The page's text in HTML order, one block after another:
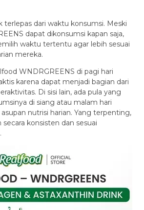
terlepas dari waktu konsumsi. Meski
dapat dikonsumsi kapan saja,
waktu tertentu agar lebih sesuai
mereka.
WNDRGREENS di pagi hari
karena dapat menjadi bagian dari
Di sisi lain, ada pula yang
di siang atau malam hari
nutrisi harian. Yang terpenting,
konsisten dan sesuai